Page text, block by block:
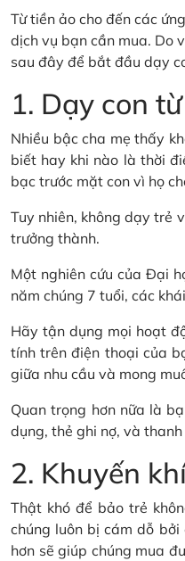
Từ tiền ảo cho đến các
dịch vụ bạn cần mua. Do
sau đây để bắt đầu dạy
1. Dạy con
Nhiều bậc cha mẹ thấy
biết hay khi nào là thời
bạc trước mặt con vì họ
Tuy nhiên, không dạy trẻ
trưởng thành.
Một nghiên cứu của Đại
năm chúng 7 tuổi, các
Hãy tận dụng mọi hoạt
tính trên điện thoại của
giữa nhu cầu và mong
Quan trọng hơn nữa là
dụng, thẻ ghi nợ, và
2. Khuyến
Thật khó để bảo trẻ
chúng luôn bị cám dỗ
hơn sẽ giúp chúng mua